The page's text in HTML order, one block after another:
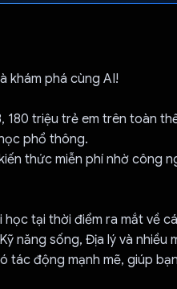
khám phá cùng AI!
180 triệu trẻ em trên toàn
phổ thông.
thức miễn phí nhờ công
tại thời điểm ra mắt về
năng sống, Địa lý và nhiều
tác động mạnh mẽ, giúp